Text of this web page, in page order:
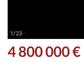
1/23 ·
4 800 000 €